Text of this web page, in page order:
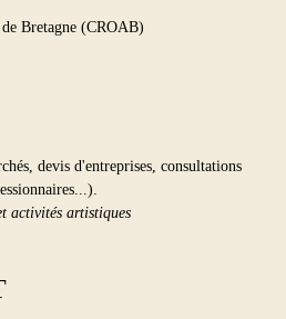
Bretagne (CROAB)
devis d'entreprises, consultations
activités artistiques